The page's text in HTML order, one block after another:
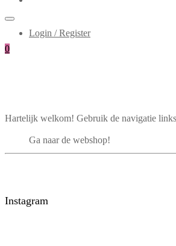
Login / Register
0
Hartelijk welkom! Gebruik de navigatie links
Ga naar de webshop!
Instagram